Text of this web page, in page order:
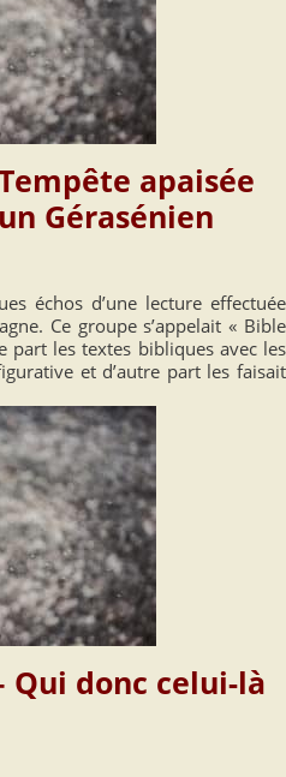
apaisée
Gérasénien
échos d’une lecture effectuée
Ce groupe s’appelait « Bible
part les textes bibliques avec les
et d’autre part les faisait
Qui donc celui-là